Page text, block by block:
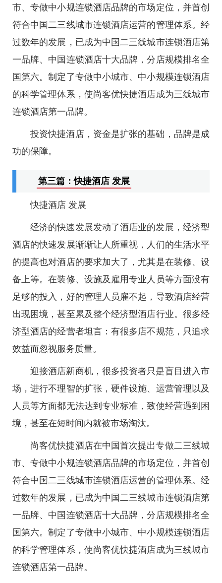
市、专做中小规连锁酒店品牌的市场定位，并首创
符合中国二三线城市连锁酒店运营的管理体系。经
过数年的发展，已成为中国二三线城市连锁酒店第
一品牌、中国连锁酒店十大品牌，分店规模排名全
国第六。制定了专做中小城市、中小规模连锁酒店
的科学管理体系，使尚客优快捷酒店成为三线城市
连锁酒店第一品牌。
投资快捷酒店，资金是扩张的基础，品牌是成
功的保障。
第三篇：快捷酒店 发展
快捷酒店 发展
经济的快速发展发动了酒店业的发展，经济型
酒店的快速发展渐渐让人所重视，人们的生活水平
的提高也对酒店的要求加大了，尤其是在装修、设
备上等。在装修、设施及雇用专业人员等方面没有
足够的投入，好的管理人员雇不起，导致酒店经营
出现困境，甚至累及整个经济型酒店行业。很多经
济型酒店的经营者坦言：有很多店不规范，只追求
效益而忽视服务质量。
迎接酒店新商机，很多投资者只是盲目进入市
场，进行不理智的扩张，硬件设施、运营管理以及
人员等方面都无法达到专业标准，致使经营遇到困
境，甚至在短时间内就被市场淘汰。
尚客优快捷酒店在中国首次提出专做二三线城
市、专做中小规连锁酒店品牌的市场定位，并首创
符合中国二三线城市连锁酒店运营的管理体系。经
过数年的发展，已成为中国二三线城市连锁酒店第
一品牌、中国连锁酒店十大品牌，分店规模排名全
国第六。制定了专做中小城市、中小规模连锁酒店
的科学管理体系，使尚客优快捷酒店成为三线城市
连锁酒店第一品牌。